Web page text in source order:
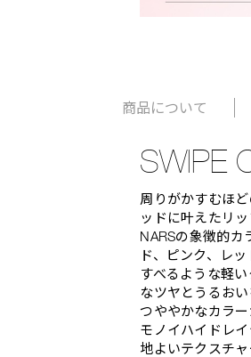
商品について
SWIPE
周りがかすむほ
ッドに叶えたリッ
NARSの象徴的カ
ド、ピンク、レ
すべるような軽
なツヤとうるおい
つややかなカラ
モノイハイドレ
地よいテクスチャ